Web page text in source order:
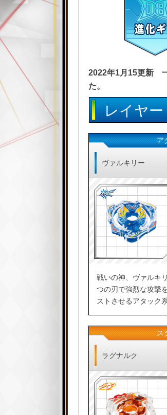
2022年1月15更新
た。
レイヤー
ア
ヴァルキリー
戦いの神、ヴァルキ
つの刃で強烈な攻撃
ストさせるアタック
ス
ラグナルク